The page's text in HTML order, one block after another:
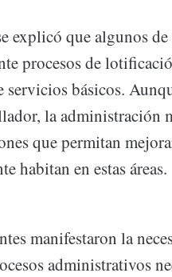
explicó que algunos
procesos de
servicios básicos.
la administración
que permitan
habitan en estas áreas.
manifestaron la
administrativos